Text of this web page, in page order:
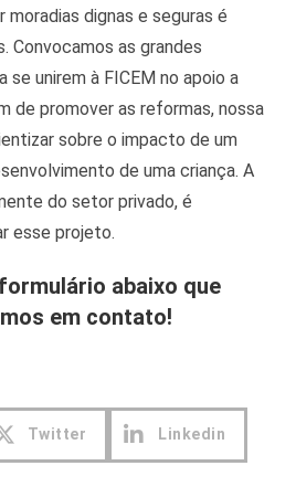
Twitter Linkedin
dignas e seguras é
Convocamos as grandes
se unirem à FICEM no apoio a
de promover as reformas, nossa
sobre o impacto de um
de uma criança. A
do setor privado, é
esse projeto.
abaixo que
em contato!